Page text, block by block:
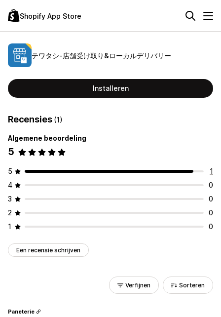
Shopify App Store
テワタシ‑店舗受け取り&ローカルデリバリー
Installeren
Recensies (1)
Algemene beoordeling
5
5
1
4
0
3
0
2
0
1
0
Een recensie schrijven
Verfijnen Sorteren
Paneterie